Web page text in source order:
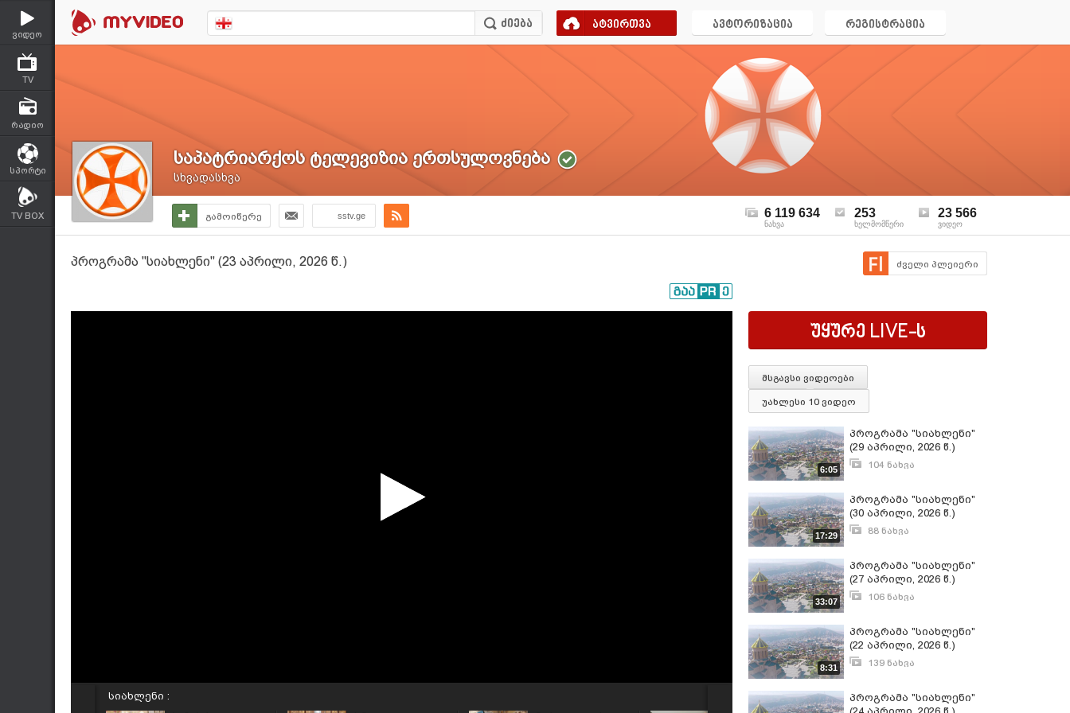
ვიდეო
TV
რადიო
სპორტი
TV BOX
ატვირთვა ავტორიზაცია რეგისტრაცია
საპატრიარქოს ტელევიზია ერთსულოვნება
სხვადასხვა
გამოიწერე sstv.ge 6 119 634
ნახვა
253
ხელმომწერი
23 566
ვიდეო
პროგრამა "სიახლენი" (23 აპრილი, 2026 წ.) ძველი პლეიერი
სიახლენი :
უყურე LIVE-ს
მსგავსი ვიდეოები
უახლესი 10 ვიდეო
6:05
პროგრამა "სიახლენი"
(29 აპრილი, 2026 წ.)
104 ნახვა
17:29
პროგრამა "სიახლენი"
(30 აპრილი, 2026 წ.)
88 ნახვა
33:07
პროგრამა "სიახლენი"
(27 აპრილი, 2026 წ.)
106 ნახვა
8:31
პროგრამა "სიახლენი"
(22 აპრილი, 2026 წ.)
139 ნახვა
პროგრამა "სიახლენი"